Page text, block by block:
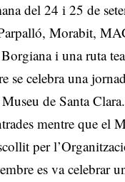
del 24 i 25 de
Morabit,
i una ruta
se celebra una
de Santa
mentre que el
per
es va celebrar